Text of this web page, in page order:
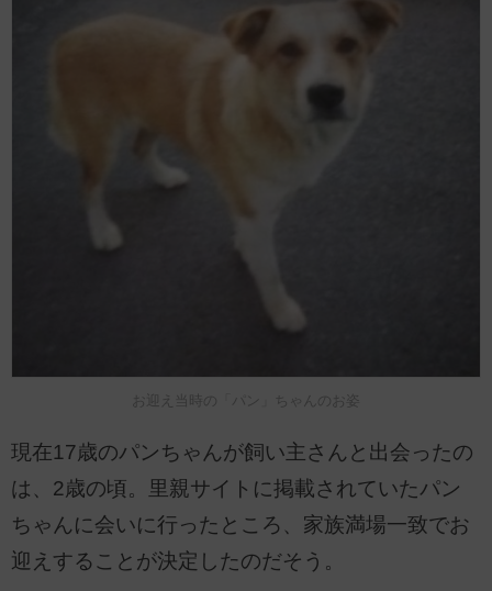
お迎え当時の「パン」ちゃんのお姿
現在17歳のパンちゃんが飼い主さんと出会ったの
は、2歳の頃。里親サイトに掲載されていたパン
ちゃんに会いに行ったところ、家族満場一致でお
迎えすることが決定したのだそう。